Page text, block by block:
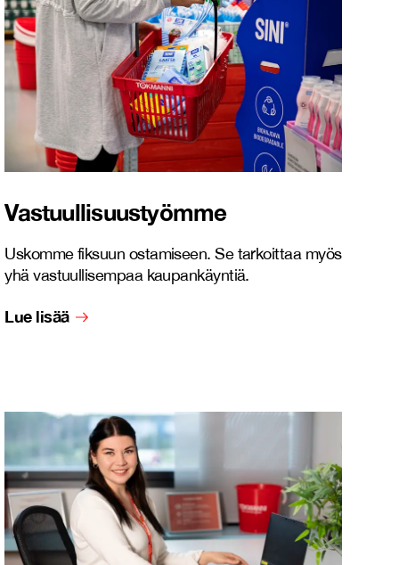
Vastuullisuustyömme
Uskomme fiksuun ostamiseen. Se tarkoittaa myös
yhä vastuullisempaa kaupankäyntiä.
Lue lisää